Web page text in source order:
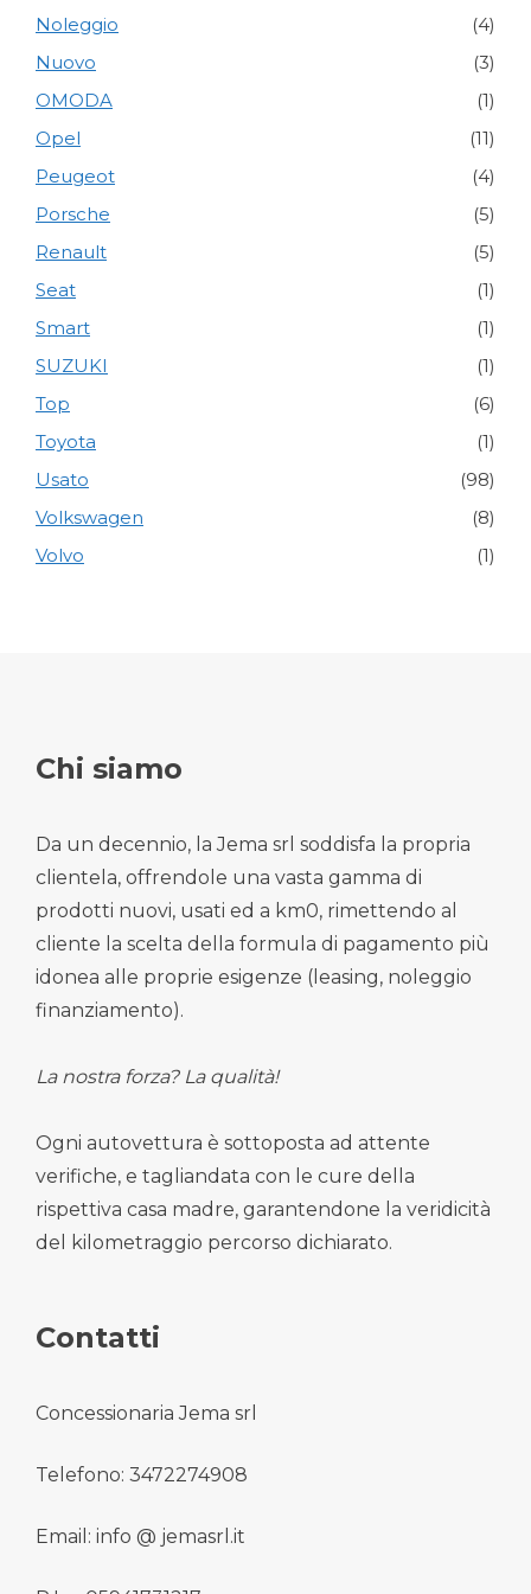
Noleggio
(4)
Nuovo
(3)
OMODA
(1)
Opel
(11)
Peugeot
(4)
Porsche
(5)
Renault
(5)
Seat
(1)
Smart
(1)
SUZUKI
(1)
Top
(6)
Toyota
(1)
Usato
(98)
Volkswagen
(8)
Volvo
(1)
Chi siamo
Da un decennio, la Jema srl soddisfa la propria
clientela, offrendole una vasta gamma di
prodotti nuovi, usati ed a km0, rimettendo al
cliente la scelta della formula di pagamento più
idonea alle proprie esigenze (leasing, noleggio
finanziamento).
La nostra forza? La qualità!
Ogni autovettura è sottoposta ad attente
verifiche, e tagliandata con le cure della
rispettiva casa madre, garantendone la veridicità
del kilometraggio percorso dichiarato.
Contatti
Concessionaria Jema srl
Telefono: 3472274908
Email: info @ jemasrl.it